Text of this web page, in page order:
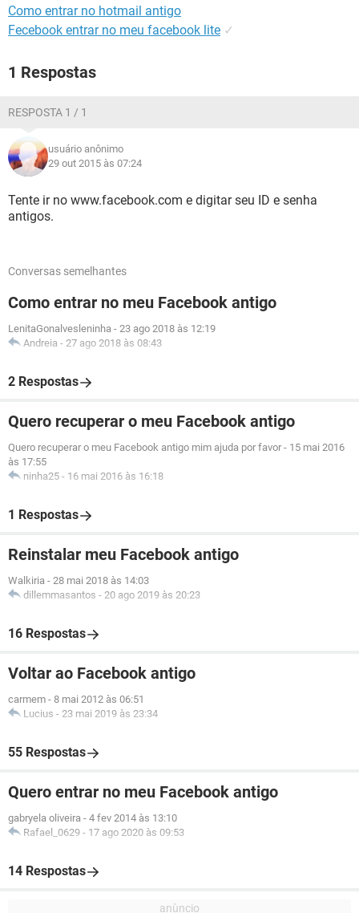
Como entrar no hotmail antigo
Fecebook entrar no meu facebook lite ✓
1 Respostas
RESPOSTA 1 / 1
usuário anônimo
29 out 2015 às 07:24
Tente ir no www.facebook.com e digitar seu ID e senha
antigos.
Conversas semelhantes
Como entrar no meu Facebook antigo
LenitaGonalvesleninha - 23 ago 2018 às 12:19
Andreia - 27 ago 2018 às 08:43
2 Respostas
Quero recuperar o meu Facebook antigo
Quero recuperar o meu Facebook antigo mim ajuda por favor - 15 mai 2016
às 17:55
ninha25 - 16 mai 2016 às 16:18
1 Respostas
Reinstalar meu Facebook antigo
Walkiria - 28 mai 2018 às 14:03
dillemmasantos - 20 ago 2019 às 20:23
16 Respostas
Voltar ao Facebook antigo
carmem - 8 mai 2012 às 06:51
Lucius - 23 mai 2019 às 23:34
55 Respostas
Quero entrar no meu Facebook antigo
gabryela oliveira - 4 fev 2014 às 13:10
Rafael_0629 - 17 ago 2020 às 09:53
14 Respostas